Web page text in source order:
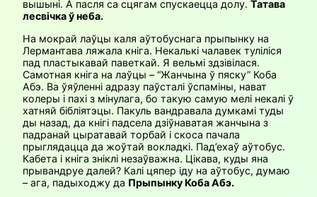
вышыні. А пасля са сцягам спускаецца долу. Татава
лесвічка ў неба.
На мокрай лаўцы каля аўтобуснага прыпынку на
Лермантава ляжала кніга. Некалькі чалавек туліліся
пад пластыкавай паветкай. Я вельмі здзівілася.
Самотная кніга на лаўцы – “Жанчына ў пяску” Коба
Абэ. Ва ўяўленні адразу паўсталі ўспаміны, нават
колеры і пахі з мінулага, бо такую самую мелі некалі ў
хатняй бібліятэцы. Пакуль вандравала думкамі туды
ды назад, да кнігі падсела дзіўнаватая жанчына з
падранай цыратавай торбай і скоса пачала
прыглядацца да жоўтай вокладкі. Пад’ехаў аўтобус.
Кабета і кніга зніклі незаўважна. Цікава, куды яна
прывандруе далей? Калі цяпер іду на аўтобус, думаю
– ага, падыходжу да Прыпынку Коба Абэ.